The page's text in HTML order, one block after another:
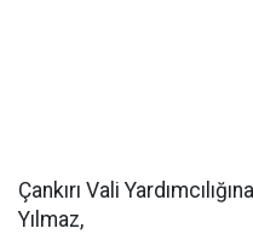
Çankırı Vali
Yılmaz,